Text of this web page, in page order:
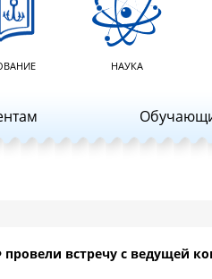
НАУКА
встречу с ведущей